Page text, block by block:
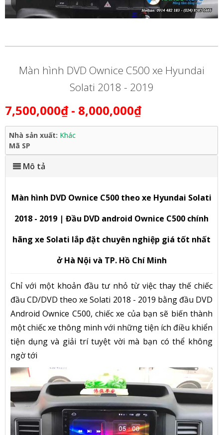
Màn hình DVD Ownice C500 xe Hyundai
Solati 2018 - 2019
7,500,000₫- 8,000,000₫
Nhà sản xuất: Khác
Mã SP
Mô tả
Màn hình DVD Ownice C500 theo xe Hyundai Solati
2018 - 2019 | Đầu DVD android Ownice C500 chính
hãng xe Solati lắp đặt chuyên nghiệp giá tốt nhất
ở Hà Nội và TP. Hồ Chí Minh
Chỉ với một khoản đầu tư nhỏ từ việc thay thế chiếc
đầu CD/DVD theo xe Solati 2018 - 2019 bằng đầu DVD
Android Ownice C500, chiếc xe của bạn sẽ biến thành
một chiếc xe thông minh với những tiện ích điều khiển
tiện dụng và giải trí tuyệt vời mà bạn có thể không
ngờ tới